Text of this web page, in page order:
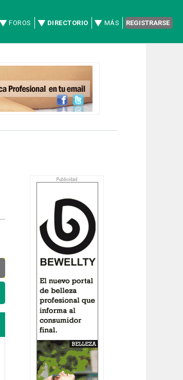
FOROS DIRECTORIO MÁS REGISTRARSE